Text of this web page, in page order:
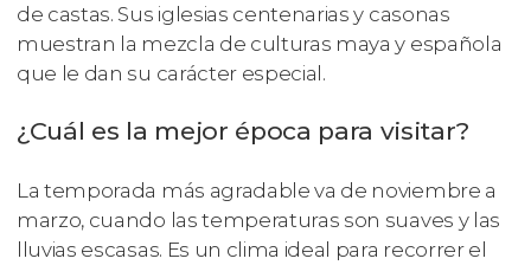
de castas. Sus iglesias centenarias y casonas
muestran la mezcla de culturas maya y española
que le dan su carácter especial.
¿Cuál es la mejor época para visitar?
La temporada más agradable va de noviembre a
marzo, cuando las temperaturas son suaves y las
lluvias escasas. Es un clima ideal para recorrer el